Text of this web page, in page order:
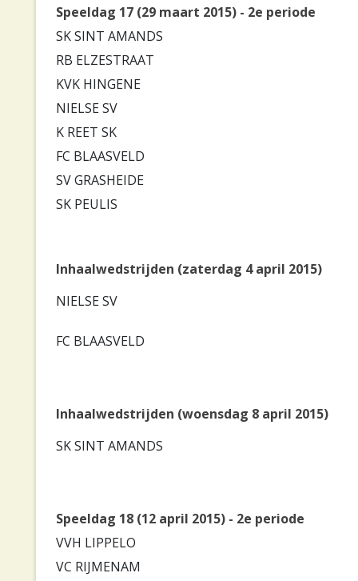
Speeldag 17 (29 maart 2015) - 2e periode
SK SINT AMANDS
RB ELZESTRAAT
KVK HINGENE
NIELSE SV
K REET SK
FC BLAASVELD
SV GRASHEIDE
SK PEULIS
Inhaalwedstrijden (zaterdag 4 april 2015)
NIELSE SV
FC BLAASVELD
Inhaalwedstrijden (woensdag 8 april 2015)
SK SINT AMANDS
Speeldag 18 (12 april 2015) - 2e periode
VVH LIPPELO
VC RIJMENAM